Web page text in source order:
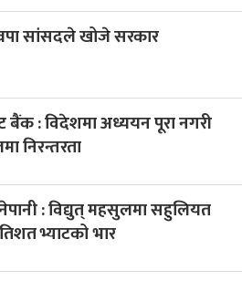
सांसदले खोजे सरकार
बैंक : विदेशमा अध्ययन पूरा नगरी
निरन्तरता
: विद्युत् महसुलमा सहुलियत
भ्याटको भार